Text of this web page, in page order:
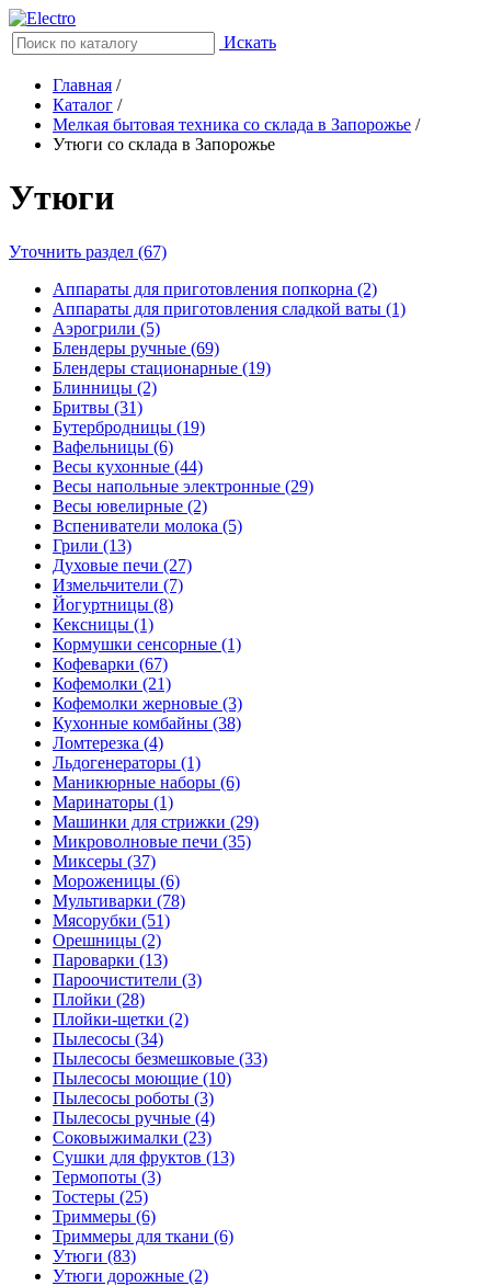
Искать
Главная /
Каталог /
Мелкая бытовая техника со склада в Запорожье /
Утюги со склада в Запорожье
Утюги
Уточнить раздел (67)
Аппараты для приготовления попкорна (2)
Аппараты для приготовления сладкой ваты (1)
Аэрогрили (5)
Блендеры ручные (69)
Блендеры стационарные (19)
Блинницы (2)
Бритвы (31)
Бутербродницы (19)
Вафельницы (6)
Весы кухонные (44)
Весы напольные электронные (29)
Весы ювелирные (2)
Вспениватели молока (5)
Грили (13)
Духовые печи (27)
Измельчители (7)
Йогуртницы (8)
Кексницы (1)
Кормушки сенсорные (1)
Кофеварки (67)
Кофемолки (21)
Кофемолки жерновые (3)
Кухонные комбайны (38)
Ломтерезка (4)
Льдогенераторы (1)
Маникюрные наборы (6)
Маринаторы (1)
Машинки для стрижки (29)
Микроволновые печи (35)
Миксеры (37)
Мороженицы (6)
Мультиварки (78)
Мясорубки (51)
Орешницы (2)
Пароварки (13)
Пароочистители (3)
Плойки (28)
Плойки-щетки (2)
Пылесосы (34)
Пылесосы безмешковые (33)
Пылесосы моющие (10)
Пылесосы роботы (3)
Пылесосы ручные (4)
Соковыжималки (23)
Сушки для фруктов (13)
Термопоты (3)
Тостеры (25)
Триммеры (6)
Триммеры для ткани (6)
Утюги (83)
Утюги дорожные (2)